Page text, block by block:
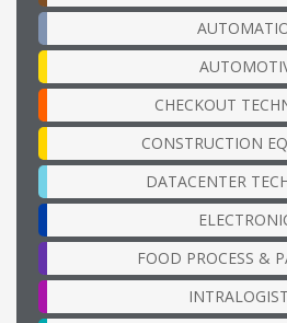
CHECKOUT
CONSTRUCTION
DATACENTER
FOOD PROCESS &